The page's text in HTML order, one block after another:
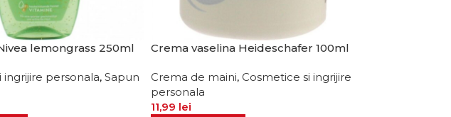
lemongrass 250ml
ingrijire personala, Sapun
Crema vaselina Heideschafer 100ml
Crema de maini, Cosmetice si ingrijire
personala
11,99 lei